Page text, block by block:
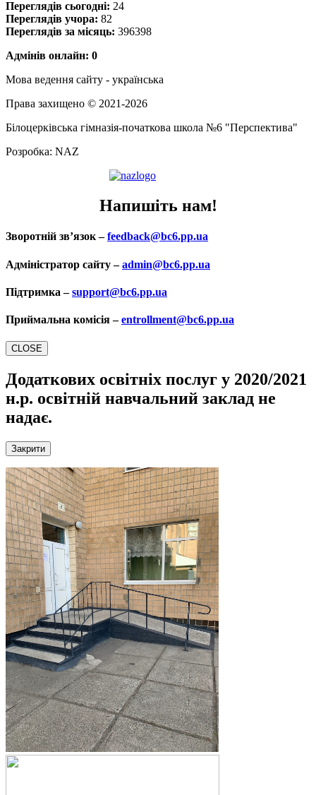
Переглядів сьогодні: 24
Переглядів учора: 82
Переглядів за місяць: 396398
Адмінів онлайн: 0
Мова ведення сайту - українська
Права захищено © 2021-2026
Білоцерківська гімназія-початкова школа №6 "Перспектива"
Розробка: NAZ
Напишіть нам!
Зворотній зв’язок –feedback@bc6.pp.ua
Адміністратор сайту –admin@bc6.pp.ua
Підтримка –support@bc6.pp.ua
Приймальна комісія –entrollment@bc6.pp.ua
CLOSE
Додаткових освітніх послуг у 2020/2021
н.р. освітній навчальний заклад не
надає.
Закрити